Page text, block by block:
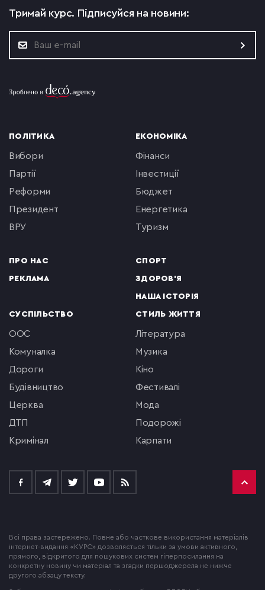
Тримай курс. Підписуйся на новини:
ПОЛІТИКА
вибори
партії
реформи
президент
ВРУ
ПРО НАС
РЕКЛАМА
ЕКОНОМІКА
фінанси
інвестиції
бюджет
енергетика
туризм
СПОРТ
ЗДОРОВ'Я
НАША ІСТОРІЯ
СУСПІЛЬСТВО
ООС
комуналка
Дороги
будівництво
церква
ДТП
кримінал
СТИЛЬ ЖИТТЯ
література
музика
кіно
фестивалі
мода
подорожі
Карпати
Всі права застережено. Повне або часткове використання матеріалів
інтернет-видання «КУРС» дозволяється тільки за умови активного,
прямого, відкритого для пошукових систем гіперпосилання на
конкретну новину чи матеріал та згадки першоджерела не нижче
другого абзацу тексту.